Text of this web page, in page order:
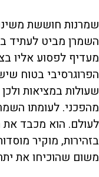
שמרנות חוששת
השמרן מביט לעתיד
מעדיף לפסוע אליו
הפרוגרסיבי בטוח
שעולות במציאות
מהפכני. לעומתו
לעולם. הוא מכבד את
בזהירות, מוקיר
משום שהוכיחו את